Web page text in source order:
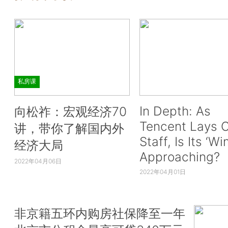
私房课
向松祚：宏观经济70
讲，带你了解国内外
经济大局
2022年04月06日
In Depth: As
Tencent Lays
Staff, Is Its
Approaching?
2022年04月01日
非京籍五环内购房社保降至一年